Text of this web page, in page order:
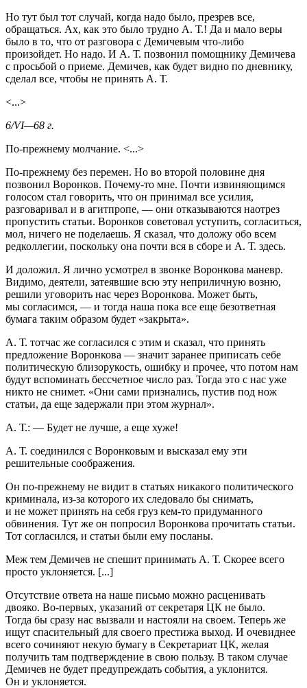
Но тут был тот случай, когда надо было, презрев все,
обращаться. Ах, как это было трудно А. Т.! Да и мало веры
было в то, что от разговора с Демичевым что-либо
произойдет. Но надо. И А. Т. позвонил помощнику Демичева
с просьбой о приеме. Демичев, как будет видно по дневнику,
сделал все, чтобы не принять А. Т.
<...>
6/VI—68 г.
По-прежнему молчание. <...>
По-прежнему без перемен. Но во второй половине дня
позвонил Воронков. Почему-то мне. Почти извиняющимся
голосом стал говорить, что он принимал все усилия,
разговаривал и в агитпропе, — они отказываются наотрез
пропустить статьи. Воронков советовал уступить, согласиться,
мол, ничего не поделаешь. Я сказал, что доложу обо всем
редколлегии, поскольку она почти вся в сборе и А. Т. здесь.
И доложил. Я лично усмотрел в звонке Воронкова маневр.
Видимо, деятели, затеявшие всю эту неприличную возню,
решили уговорить нас через Воронкова. Может быть,
мы согласимся, — и тогда наша пока все еще безответная
бумага таким образом будет «закрыта».
А. Т. тотчас же согласился с этим и сказал, что принять
предложение Воронкова — значит заранее приписать себе
политическую близорукость, ошибку и прочее, что потом нам
будут вспоминать бессчетное число раз. Тогда это с нас уже
никто не снимет. «Они сами признались, пустив под нож
статьи, да еще задержали при этом журнал».
А. Т.: — Будет не лучше, а еще хуже!
А. Т. соединился с Воронковым и высказал ему эти
решительные соображения.
Он по-прежнему не видит в статьях никакого политического
криминала, из-за которого их следовало бы снимать,
и не может принять на себя груз кем-то придуманного
обвинения. Тут же он попросил Воронкова прочитать статьи.
Тот согласился, и статьи были ему посланы.
Меж тем Демичев не спешит принимать А. Т. Скорее всего
просто уклоняется. [...]
Отсутствие ответа на наше письмо можно расценивать
двояко. Во-первых, указаний от секретаря ЦК не было.
Тогда бы сразу нас вызвали и настояли на своем. Теперь же
ищут спасительный для своего престижа выход. И очевиднее
всего сочиняют некую бумагу в Секретариат ЦК, желая
получить там подтверждение в свою пользу. В таком случае
Демичев не будет предупреждать события, а уклонится.
Он и уклоняется.